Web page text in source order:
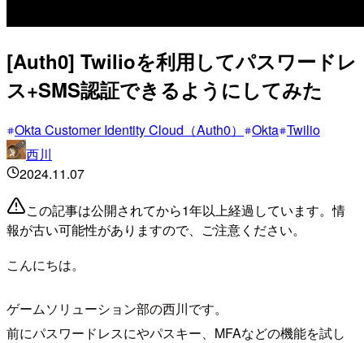
[Auth0] Twilioを利用してパスワードレ
ス+SMS認証できるようにしてみた
Okta Customer Identity Cloud（Auth0） Okta Twilio
西川
2024.11.07
この記事は公開されてから1年以上経過しています。情
報が古い可能性がありますので、ご注意ください。
こんにちは。
ゲームソリューション部の西川です。
前にパスワードレスにやパスキー、MFAなどの機能を試し